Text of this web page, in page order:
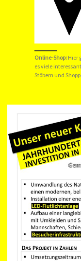
Online-Shop:Hier
es viele
Stöbern und